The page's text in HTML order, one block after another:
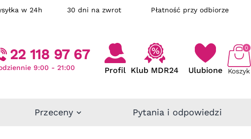
w 24h 30 dni na zwrot Płatność przy odbiorze
22 118 97 67
9:00 - 21:00 Profil Klub MDR24 Ulubione Koszyk
0
Przeceny Pytania i odpowiedzi